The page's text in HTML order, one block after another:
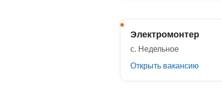
Электромонтер
с. Недельное
Открыть вакансию